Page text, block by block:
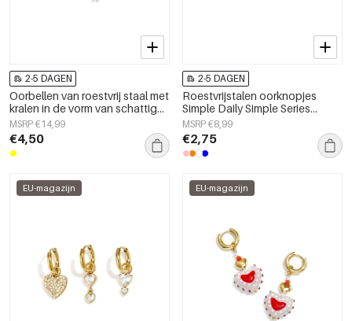
2-5 DAGEN
Oorbellen van roestvrij staal met
kralen in de vorm van schattige
dieren, uit de Daily Simple-serie
voor dames.
MSRP €14,99
€4,50
2-5 DAGEN
Roestvrijstalen oorknopjes
Simple Daily Simple Series
Damessieraden
MSRP €8,99
€2,75
EU-magazijn EU-magazijn